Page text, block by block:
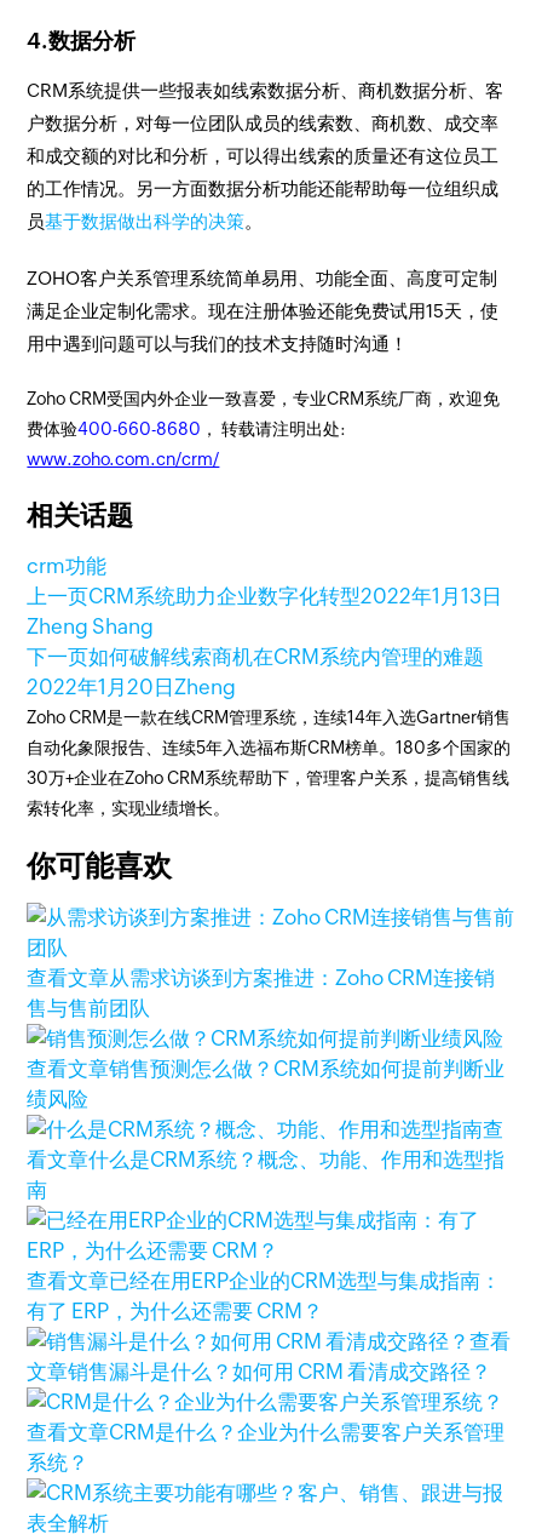
4.数据分析
CRM系统提供一些报表如线索数据分析、商机数据分析、客
户数据分析，对每一位团队成员的线索数、商机数、成交率
和成交额的对比和分析，可以得出线索的质量还有这位员工
的工作情况。另一方面数据分析功能还能帮助每一位组织成
员基于数据做出科学的决策。
ZOHO客户关系管理系统简单易用、功能全面、高度可定制
满足企业定制化需求。现在注册体验还能免费试用15天，使
用中遇到问题可以与我们的技术支持随时沟通！
Zoho CRM受国内外企业一致喜爱，专业CRM系统厂商，欢迎免
费体验400-660-8680 ， 转载请注明出处:
www.zoho.com.cn/crm/
相关话题
crm功能
上一页CRM系统助力企业数字化转型2022年1月13日
Zheng Shang
下一页如何破解线索商机在CRM系统内管理的难题
2022年1月20日Zheng
Zoho CRM是一款在线CRM管理系统，连续14年入选Gartner销售
自动化象限报告、连续5年入选福布斯CRM榜单。180多个国家的
30万+企业在Zoho CRM系统帮助下，管理客户关系，提高销售线
索转化率，实现业绩增长。
你可能喜欢
查看文章从需求访谈到方案推进：Zoho CRM连接销
售与售前团队
查看文章销售预测怎么做？CRM系统如何提前判断业
绩风险
查
看文章什么是CRM系统？概念、功能、作用和选型指
南
查看文章已经在用ERP企业的CRM选型与集成指南：
有了 ERP，为什么还需要 CRM？
查看
文章销售漏斗是什么？如何用 CRM 看清成交路径？
查看文章CRM是什么？企业为什么需要客户关系管理
系统？